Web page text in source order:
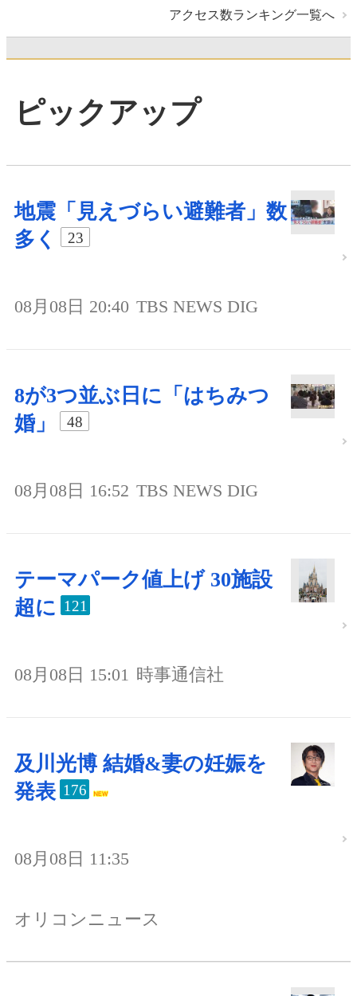
アクセス数ランキング一覧へ
ピックアップ
地震「見えづらい避難者」数
多く
23
08月08日 20:40 TBS NEWS DIG
8が3つ並ぶ日に「はちみつ
婚」
48
08月08日 16:52 TBS NEWS DIG
テーマパーク値上げ 30施設
超に 121
08月08日 15:01 時事通信社
及川光博 結婚&妻の妊娠を
発表 176
08月08日 11:35
オリコンニュース